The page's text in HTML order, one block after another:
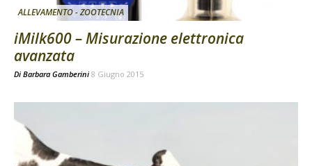
ALLEVAMENTO - ZOOTECNIA
iMilk600 – Misurazione elettronica
avanzata
Di Barbara Gamberini 8 Giugno 2015